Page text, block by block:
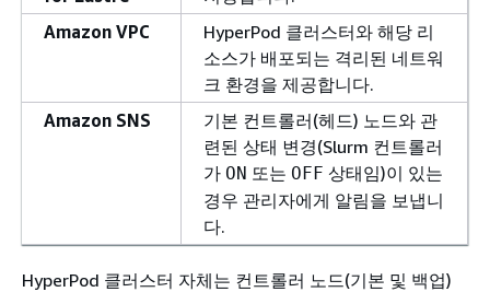
Amazon VPC
HyperPod 클러스터와 해당 리
소스가 배포되는 격리된 네트워
크 환경을 제공합니다.
Amazon SNS
기본 컨트롤러(헤드) 노드와 관
련된 상태 변경(Slurm 컨트롤러
가 ON 또는 OFF 상태임)이 있는
경우 관리자에게 알림을 보냅니
다.
HyperPod 클러스터 자체는 컨트롤러 노드(기본 및 백업)